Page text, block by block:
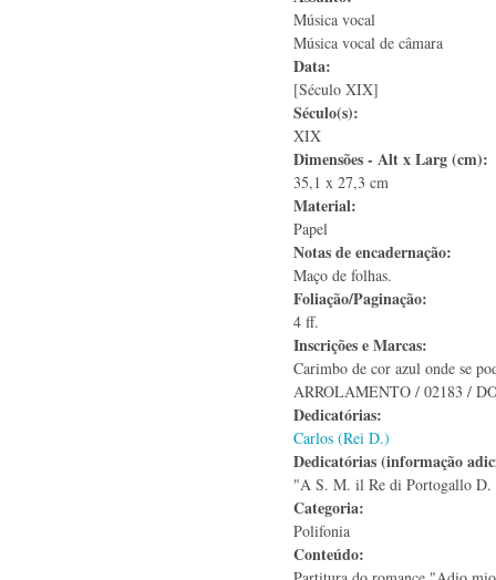
Música vocal
Música vocal de câmara
Data:
[Século XIX]
Século(s):
XIX
Dimensões - Alt x Larg (cm):
35,1 x 27,3 cm
Material:
Papel
Notas de encadernação:
Maço de folhas.
Foliação/Paginação:
4 ff.
Inscrições e Marcas:
Carimbo de cor azul onde se
ARROLAMENTO / 02183 /
Dedicatórias:
Carlos (Rei D.)
Dedicatórias (informação
"A S. M. il Re di Portogallo D.
Categoria:
Polifonia
Conteúdo: